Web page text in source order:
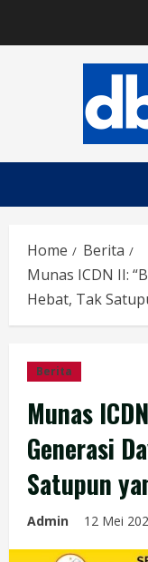
Home
Berita
Munas ICDN II:
Hebat, Tak
Berita
Munas
Generasi
Satupun
Admin 12 Mei